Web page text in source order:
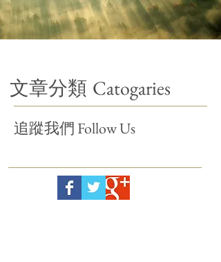
文章分類 Catogaries
追蹤我們 Follow Us